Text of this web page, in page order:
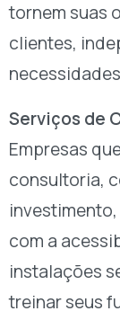
tornem suas
clientes,
Serviços de
Empresas
consultoria,
com a
instalações
treinar seus